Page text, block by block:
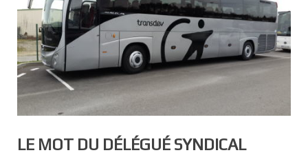
LE MOT DU DÉLÉGUÉ SYNDICAL